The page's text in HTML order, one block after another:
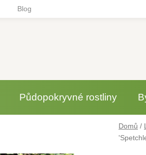
Blog
Půdopokryvné rostliny
Domů /